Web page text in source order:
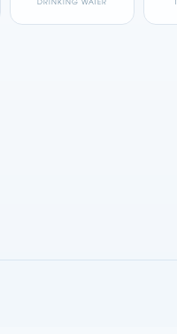
DRINKING WATER